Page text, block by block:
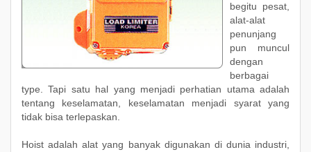
begitu pesat,
alat-alat
penunjang
pun muncul
dengan
berbagai
type. Tapi satu hal yang menjadi perhatian utama adalah
tentang keselamatan, keselamatan menjadi syarat yang
tidak bisa terlepaskan.
Hoist adalah alat yang banyak digunakan di dunia industri,